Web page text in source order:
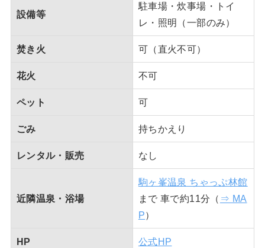
設備等
駐車場・炊事場・トイ
レ・照明（一部のみ）
焚き火 可（直火不可）
花火 不可
ペット 可
ごみ 持ちかえり
レンタル・販売 なし
近隣温泉・浴場
駒ヶ峯温泉 ちゃっぷ林館
まで 車で約11分（ ⇒ MA
P）
HP 公式HP